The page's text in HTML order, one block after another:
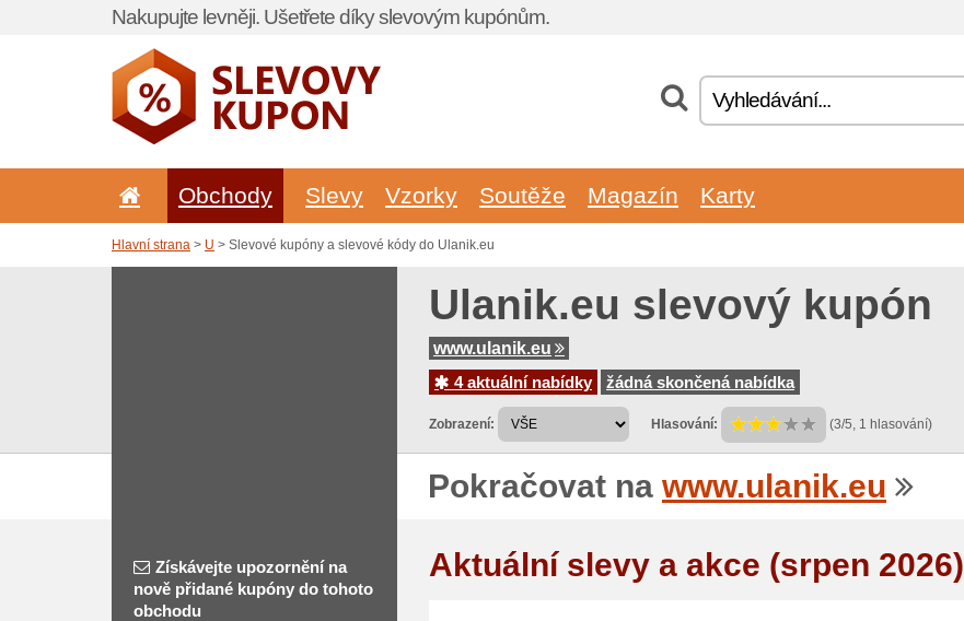
Nakupujte levněji. Ušetřete díky slevovým kupónům.
Obchody Slevy Vzorky Soutěže Magazín Karty
Hlavní strana > U > Slevové kupóny a slevové kódy do Ulanik.eu
Ulanik.eu slevový kupón
www.ulanik.eu
4 aktuální nabídky
žádná skončená nabídka
Zobrazení: Hlasování: (3/5, 1 hlasování)
Pokračovat na www.ulanik.eu
Získávejte upozornění na
nově přidané kupóny do tohoto
obchodu
Aktuální slevy a akce (srpen 2026)